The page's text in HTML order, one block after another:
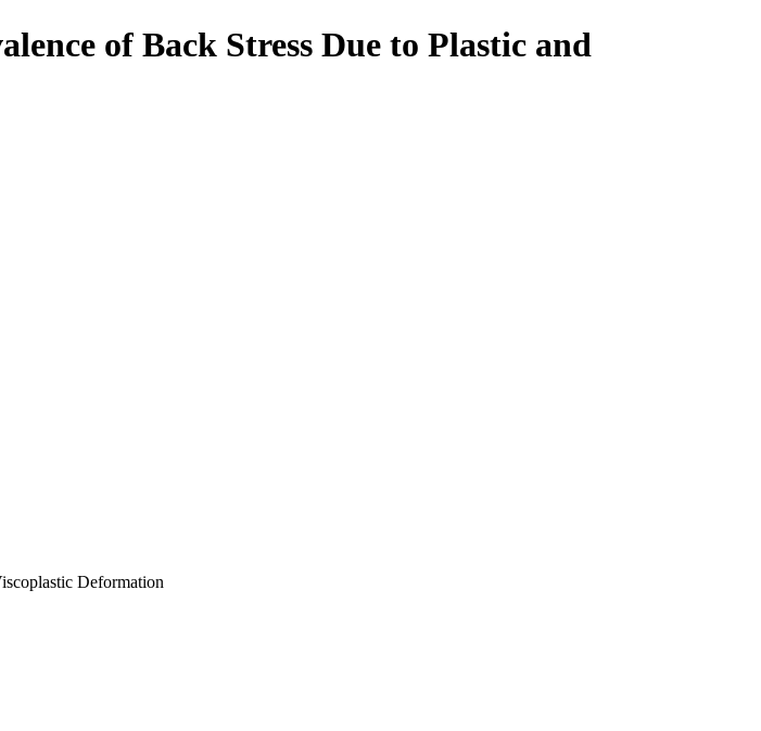
of Back Stress Due to Plastic and
Deformation